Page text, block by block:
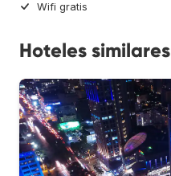
Wifi gratis
Hoteles similares